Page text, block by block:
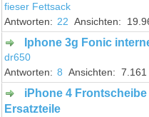
fieser Fettsack
22
Iphone 3g Fonic
dr650
8
7.161
iPhone 4
Ersatzteile